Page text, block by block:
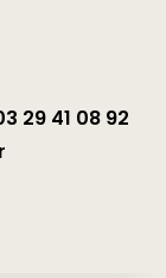
29 41 08 92